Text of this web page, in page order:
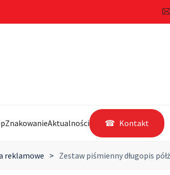
ZnakowanieAktualności Kontakt
reklamowe > Zestaw piśmienny długopis